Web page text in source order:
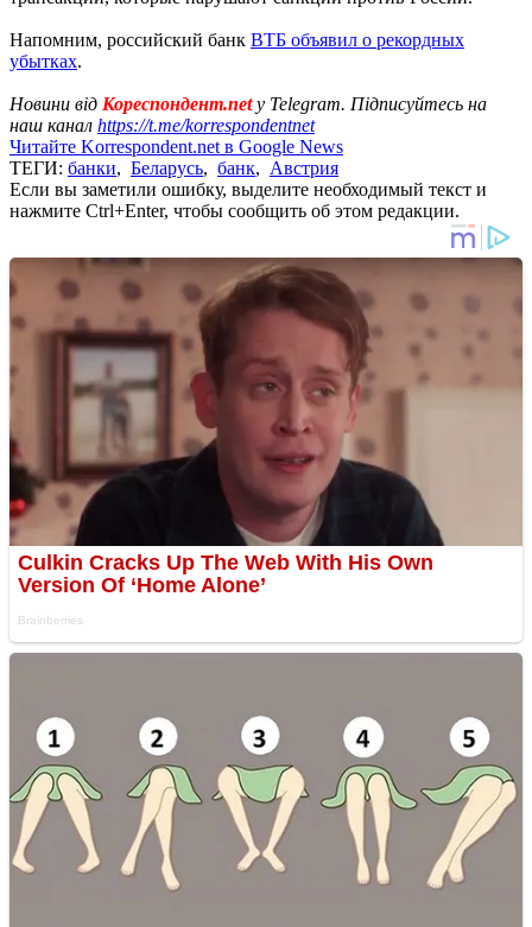
Напомним, российский банк ВТБ объявил о рекордных
убытках.
Новини від Кореспондент.netу Telegram. Підписуйтесь на
наш канал https://t.me/korrespondentnet
Читайте Korrespondent.net в Google News
ТЕГИ: банки, Беларусь, банк, Австрия
Если вы заметили ошибку, выделите необходимый текст и
нажмите Ctrl+Enter, чтобы сообщить об этом редакции.